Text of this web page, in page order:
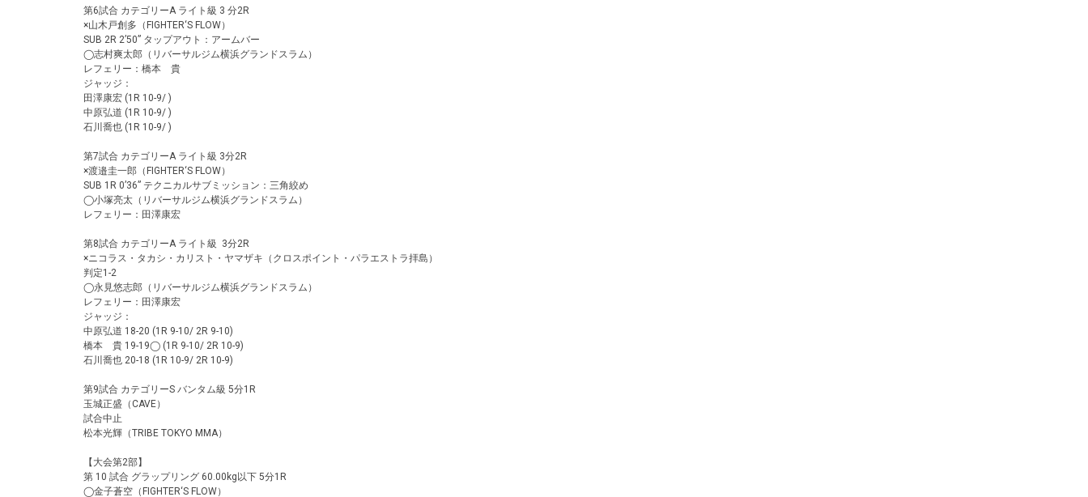
第6試合 カテゴリーA ライト級 3 分2R
×山木戸創多（FIGHTER‘S FLOW）
SUB 2R 2’50” タップアウト：アームバー
◯志村爽太郎（リバーサルジム横浜グランドスラム）
レフェリー：橋本 貴
ジャッジ：
田澤康宏 (1R 10-9/ )
中原弘道 (1R 10-9/ )
石川喬也 (1R 10-9/ )
第7試合 カテゴリーA ライト級 3分2R
×渡邉圭一郎（FIGHTER‘S FLOW）
SUB 1R 0’36” テクニカルサブミッション：三角絞め
◯小塚亮太（リバーサルジム横浜グランドスラム）
レフェリー：田澤康宏
第8試合 カテゴリーA ライト級 3分2R
×ニコラス・タカシ・カリスト・ヤマザキ（クロスポイント・パラエストラ拝島）
判定1-2
◯永見悠志郎（リバーサルジム横浜グランドスラム）
レフェリー：田澤康宏
ジャッジ：
中原弘道 18-20 (1R 9-10/ 2R 9-10)
橋本 貴 19-19◯ (1R 9-10/ 2R 10-9)
石川喬也 20-18 (1R 10-9/ 2R 10-9)
第9試合 カテゴリーS バンタム級 5分1R
玉城正盛（CAVE）
試合中止
松本光輝（TRIBE TOKYO MMA）
【大会第2部】
第 10 試合 グラップリング 60.00kg以下 5分1R
◯⾦⼦蒼空（FIGHTER‘S FLOW）